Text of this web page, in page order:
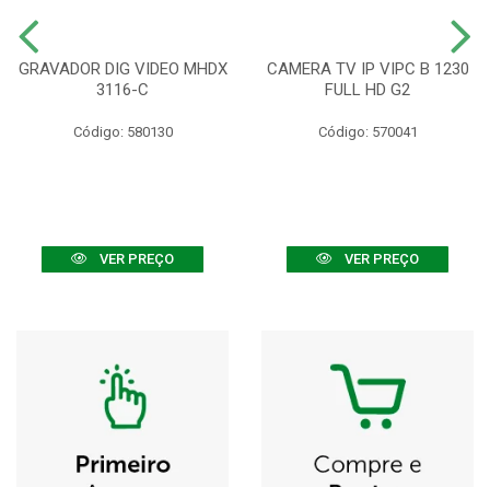
GRAVADOR DIG VIDEO MHDX
3116-C
Código: 580130
VER PREÇO
CAMERA TV IP VIPC B 1230
FULL HD G2
Código: 570041
VER PREÇO